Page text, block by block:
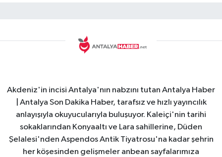
Akdeniz'in incisi Antalya'nın nabzını tutan Antalya Haber
| Antalya Son Dakika Haber, tarafsız ve hızlı yayıncılık
anlayışıyla okuyucularıyla buluşuyor. Kaleiçi'nin tarihi
sokaklarından Konyaaltı ve Lara sahillerine, Düden
Şelalesi'nden Aspendos Antik Tiyatrosu'na kadar şehrin
her köşesinden gelişmeler anbean sayfalarımıza